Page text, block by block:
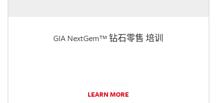
GIA NextGem™ 钻石零售 培训
LEARN MORE